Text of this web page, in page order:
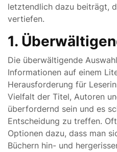
letztendlich dazu beiträgt,
vertiefen.
1.
Die überwältigende
Informationen auf einem
Herausforderung für
Vielfalt der Titel, Autoren
überfordernd sein und es
Entscheidung zu treffen.
Optionen dazu, dass man
Büchern hin- und